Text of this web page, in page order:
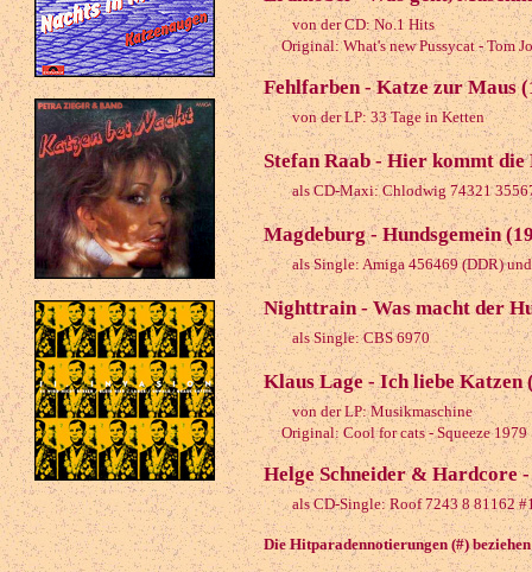
von der CD: No.1 Hits
Original: What's new Pussycat - Tom
Fehlfarben - Katze zur Maus
von der LP: 33 Tage in Ketten
Stefan Raab - Hier kommt die
als CD-Maxi: Chlodwig 74321
Magdeburg - Hundsgemein
als Single: Amiga 456469 (DDR)
Nighttrain - Was macht der
als Single: CBS 6970
Klaus Lage - Ich liebe Katzen
von der LP: Musikmaschine
Original: Cool for cats - Squeeze 1979
Helge Schneider & Hardcore
als CD-Single: Roof 7243 8 81162
Die Hitparadennotierungen (#)